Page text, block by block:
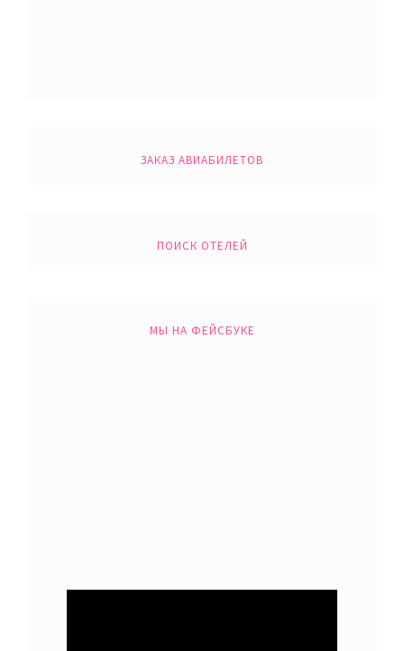
ЗАКАЗ АВИАБИЛЕТОВ
ПОИСК ОТЕЛЕЙ
МЫ НА ФЕЙСБУКЕ